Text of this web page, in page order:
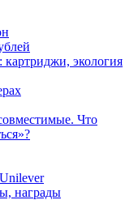
экология
Что
награды